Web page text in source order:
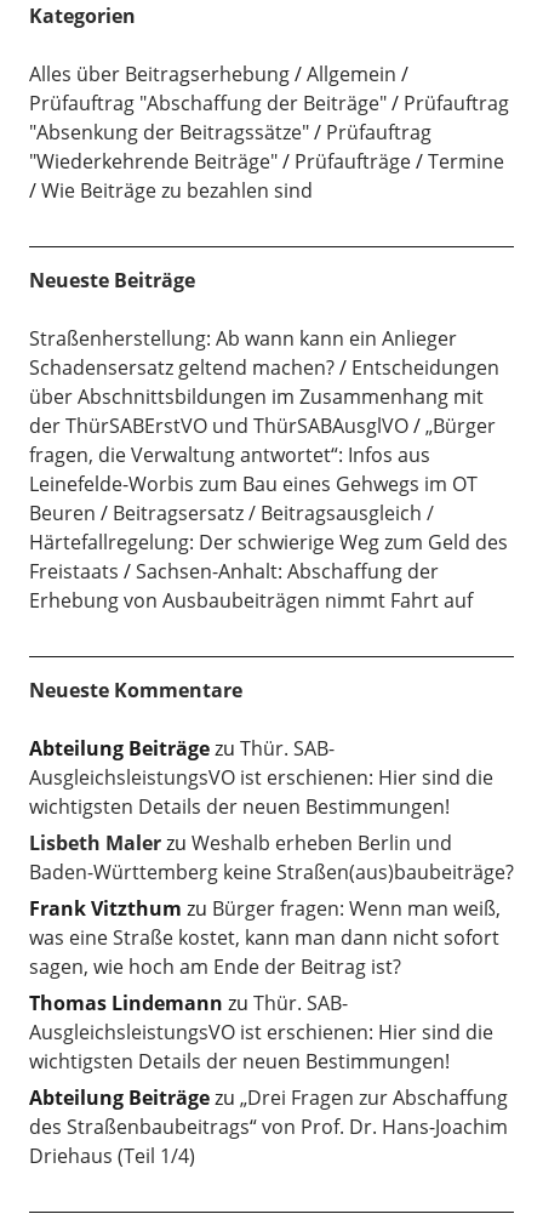
Kategorien
Alles über Beitragserhebung
Allgemein
Prüfauftrag "Abschaffung der Beiträge"
Prüfauftrag
"Absenkung der Beitragssätze"
Prüfauftrag
"Wiederkehrende Beiträge"
Prüfaufträge
Termine
Wie Beiträge zu bezahlen sind
Neueste Beiträge
Straßenherstellung: Ab wann kann ein Anlieger
Schadensersatz geltend machen?
Entscheidungen
über Abschnittsbildungen im Zusammenhang mit
der ThürSABErstVO und ThürSABAusglVO
„Bürger
fragen, die Verwaltung antwortet“: Infos aus
Leinefelde-Worbis zum Bau eines Gehwegs im OT
Beuren
Beitragsersatz / Beitragsausgleich /
Härtefallregelung: Der schwierige Weg zum Geld des
Freistaats
Sachsen-Anhalt: Abschaffung der
Erhebung von Ausbaubeiträgen nimmt Fahrt auf
Neueste Kommentare
Abteilung Beiträgezu Thür. SAB-
AusgleichsleistungsVO ist erschienen: Hier sind die
wichtigsten Details der neuen Bestimmungen!
Lisbeth Malerzu Weshalb erheben Berlin und
Baden-Württemberg keine Straßen(aus)baubeiträge?
Frank Vitzthum zu Bürger fragen: Wenn man weiß,
was eine Straße kostet, kann man dann nicht sofort
sagen, wie hoch am Ende der Beitrag ist?
Thomas Lindemann zu Thür. SAB-
AusgleichsleistungsVO ist erschienen: Hier sind die
wichtigsten Details der neuen Bestimmungen!
Abteilung Beiträgezu „Drei Fragen zur Abschaffung
des Straßenbaubeitrags“ von Prof. Dr. Hans-Joachim
Driehaus (Teil 1/4)